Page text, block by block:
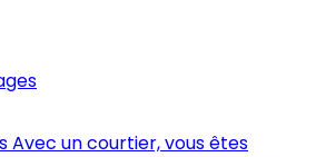
Avec un courtier, vous êtes